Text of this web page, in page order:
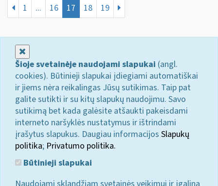
1 ... 16 17 18 19
Šioje svetainėje naudojami slapukai (angl.
cookies). Būtinieji slapukai įdiegiami automatiškai
ir jiems nėra reikalingas Jūsų sutikimas. Taip pat
galite sutikti ir su kitų slapukų naudojimu. Savo
sutikimą bet kada galėsite atšaukti pakeisdami
interneto naršyklės nustatymus ir ištrindami
įrašytus slapukus. Daugiau informacijos Slapukų
politika; Privatumo politika.
Būtinieji slapukai